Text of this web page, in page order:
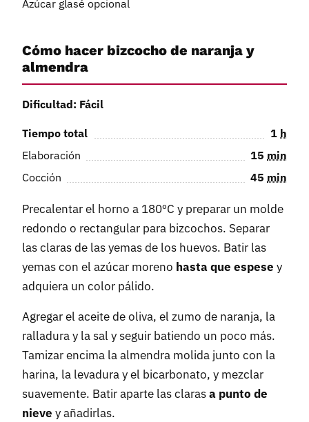
Azúcar glasé opcional
Cómo hacer bizcocho de naranja y
almendra
Dificultad: Fácil
Tiempo total 1 h
Elaboración
15 min
Cocción
45 min
Precalentar el horno a 180ºC y preparar un molde
redondo o rectangular para bizcochos. Separar
las claras de las yemas de los huevos. Batir las
yemas con el azúcar moreno hasta que espese y
adquiera un color pálido.
Agregar el aceite de oliva, el zumo de naranja, la
ralladura y la sal y seguir batiendo un poco más.
Tamizar encima la almendra molida junto con la
harina, la levadura y el bicarbonato, y mezclar
suavemente. Batir aparte las clarasa punto de
nieve y añadirlas.